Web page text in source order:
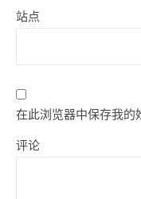
站点
在此浏览器中保存我的
评论